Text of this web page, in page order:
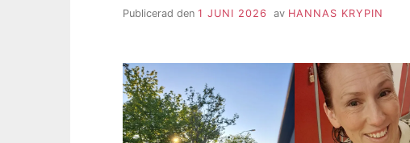
Publicerad den 1 JUNI 2026 av HANNAS KRYPIN